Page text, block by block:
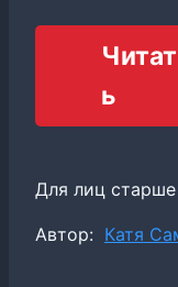
Читат
ь
Для лиц старше
Метки
Автор: Катя